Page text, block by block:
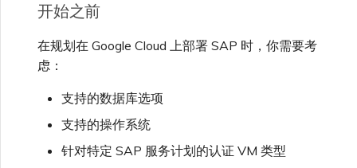
MVE 常见问题
故障排查后续步骤
提供调试信息以加快支持响应
开始之前
在规划在 Google Cloud 上部署 SAP 时，你需要考
虑：
支持的数据库选项
支持的操作系统
针对特定 SAP 服务计划的认证 VM 类型